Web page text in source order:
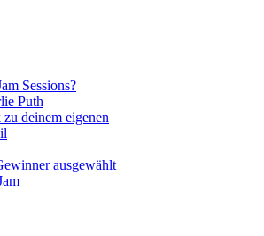
Sessions?
Puth
deinem eigenen
ausgewählt